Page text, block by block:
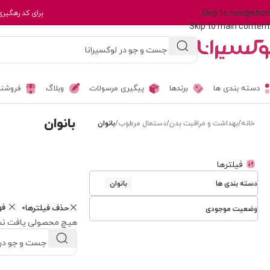
Skip to navigation
Skip to main content
برای کد
دسته بندی ها برندها پیگیری مرسولات وبلاگ
خانه/بهداشت و مراقبت بدن/دستمال مرطوب/بانوان بانوان
فیلترها
دسته بندی ها بانوان
وضعیت موجودی حذف فیلترها
هیچ محصولی یافت